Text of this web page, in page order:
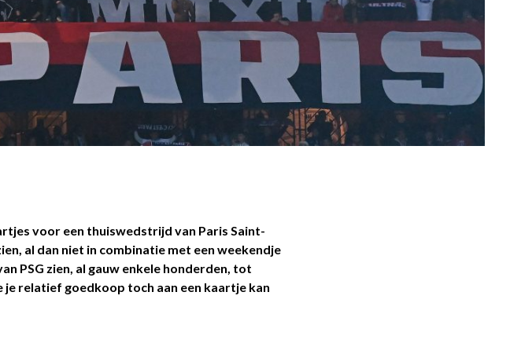
voor een thuiswedstrijd van Paris Saint-
al dan niet in combinatie met een weekendje
PSG zien, al gauw enkele honderden, tot
je relatief goedkoop toch aan een kaartje kan